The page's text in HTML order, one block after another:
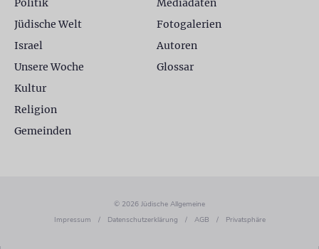
Politik
Jüdische Welt
Israel
Unsere Woche
Kultur
Religion
Gemeinden
Mediadaten
Fotogalerien
Autoren
Glossar
© 2026 Jüdische Allgemeine
Impressum
/ Datenschutzerklärung / AGB / Privatsphäre